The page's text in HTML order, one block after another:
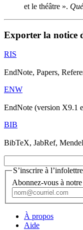
et le théâtre ».
Exporter la notice
RIS
EndNote, Papers,
ENW
EndNote (version X9.1
BIB
BibTeX, JabRef,
S’inscrire à
Abonnez-vous à
À propos
Aide